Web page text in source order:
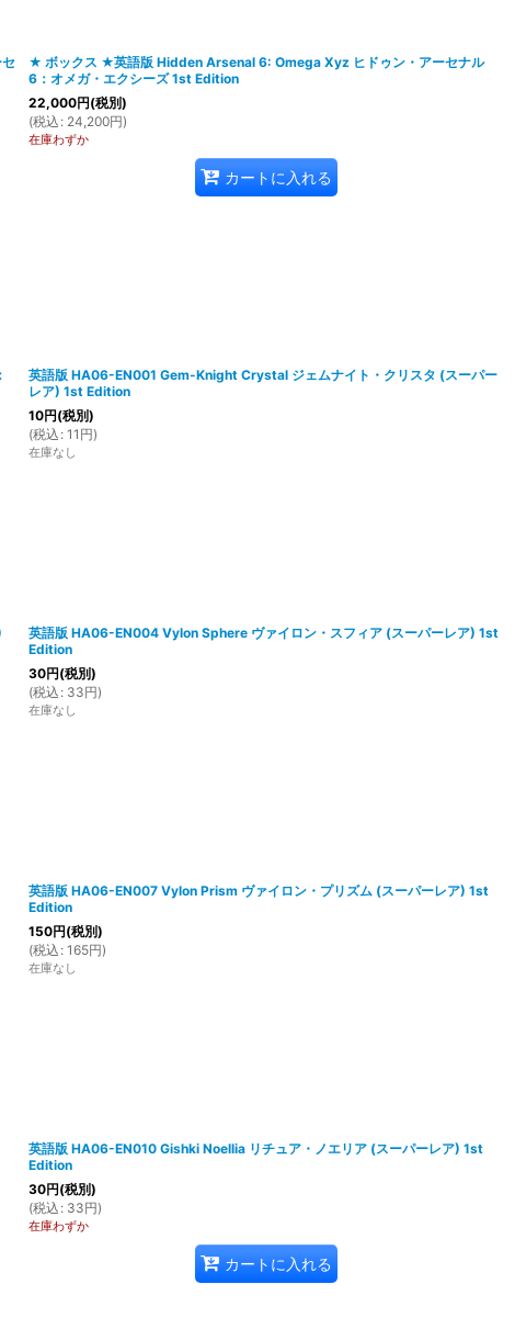
★ ボックス ★英語版 Hidden Arsenal 6: Omega Xyz ヒドゥン・アーセナル
6：オメガ・エクシーズ 1st Edition
22,000円(税別)
(税込 : 24,200円)
在庫わずか
カートに入れる
英語版 HA06-EN001 Gem-Knight Crystal ジェムナイト・クリスタ (スーパー
レア) 1st Edition
10円(税別)
(税込 : 11 円)
在庫なし
英語版 HA06-EN004 Vylon Sphere ヴァイロン・スフィア (スーパーレア) 1st
Edition
30円(税別)
(税込 : 33円)
在庫なし
英語版 HA06-EN007 Vylon Prism ヴァイロン・プリズム (スーパーレア) 1st
Edition
150円(税別)
(税込 : 165円)
在庫なし
英語版 HA06-EN010 Gishki Noellia リチュア・ノエリア (スーパーレア) 1st
Edition
30円(税別)
(税込 : 33円)
在庫わずか
カートに入れる